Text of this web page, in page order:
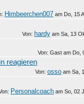
Himbeerchen007 am Do, 15
Von: hardy am Sa, 13
Von: Gast am Do,
reagieren
Von: osso am Sa,
Personalcoach am So, 02